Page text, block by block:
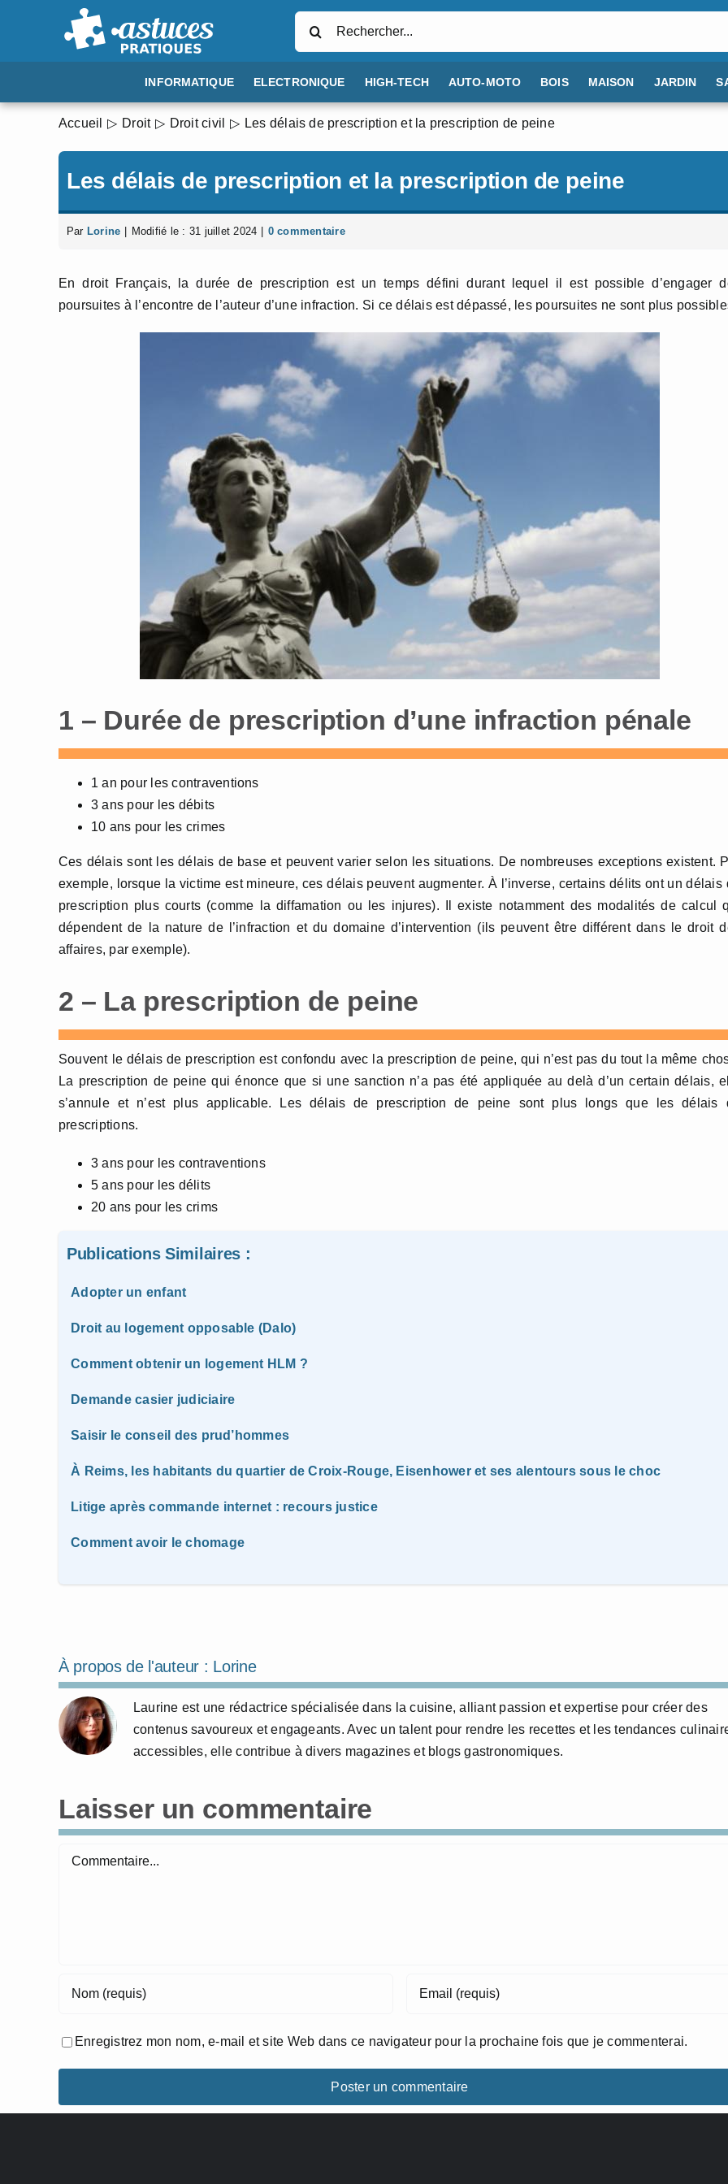
INFORMATIQUE ELECTRONIQUE HIGH-TECH AUTO-MOTO BOIS MAISON JARDIN
Accueil Droit Droit civil Les délais de prescription et la prescription de peine
Les délais de prescription et la prescription de peine
Par Lorine Modifié le : 31 juillet 2024 0 commentaire
En droit Français, la durée de prescription est un temps défini durant lequel il est possible d’engager
poursuites à l’encontre de l’auteur d’une infraction. Si ce délais est dépassé, les poursuites ne sont plus
1 – Durée de prescription d’une infraction pénale
1 an pour les contraventions
3 ans pour les débits
10 ans pour les crimes
Ces délais sont les délais de base et peuvent varier selon les situations. De nombreuses exceptions existent.
exemple, lorsque la victime est mineure, ces délais peuvent augmenter. À l’inverse, certains délits ont un délais
prescription plus courts (comme la diffamation ou les injures). Il existe notamment des modalités de calcul
dépendent de la nature de l’infraction et du domaine d’intervention (ils peuvent être différent dans le droit
affaires, par exemple).
2 – La prescription de peine
Souvent le délais de prescription est confondu avec la prescription de peine, qui n’est pas du tout la même
La prescription de peine qui énonce que si une sanction n’a pas été appliquée au delà d’un certain délais,
s’annule et n’est plus applicable. Les délais de prescription de peine sont plus longs que les délais
prescriptions.
3 ans pour les contraventions
5 ans pour les délits
20 ans pour les crims
Publications Similaires :
Adopter un enfant
Droit au logement opposable (Dalo)
Comment obtenir un logement HLM ?
Demande casier judiciaire
Saisir le conseil des prud’hommes
À Reims, les habitants du quartier de Croix-Rouge, Eisenhower et ses alentours sous le choc
Litige après commande internet : recours justice
Comment avoir le chomage
À propos de l'auteur : Lorine
Laurine est une rédactrice spécialisée dans la cuisine, alliant passion et expertise pour créer des
contenus savoureux et engageants. Avec un talent pour rendre les recettes et les tendances
accessibles, elle contribue à divers magazines et blogs gastronomiques.
Laisser un commentaire
Commentaire
Enregistrez mon nom, e-mail et site Web dans ce navigateur pour la prochaine fois que je commenterai.